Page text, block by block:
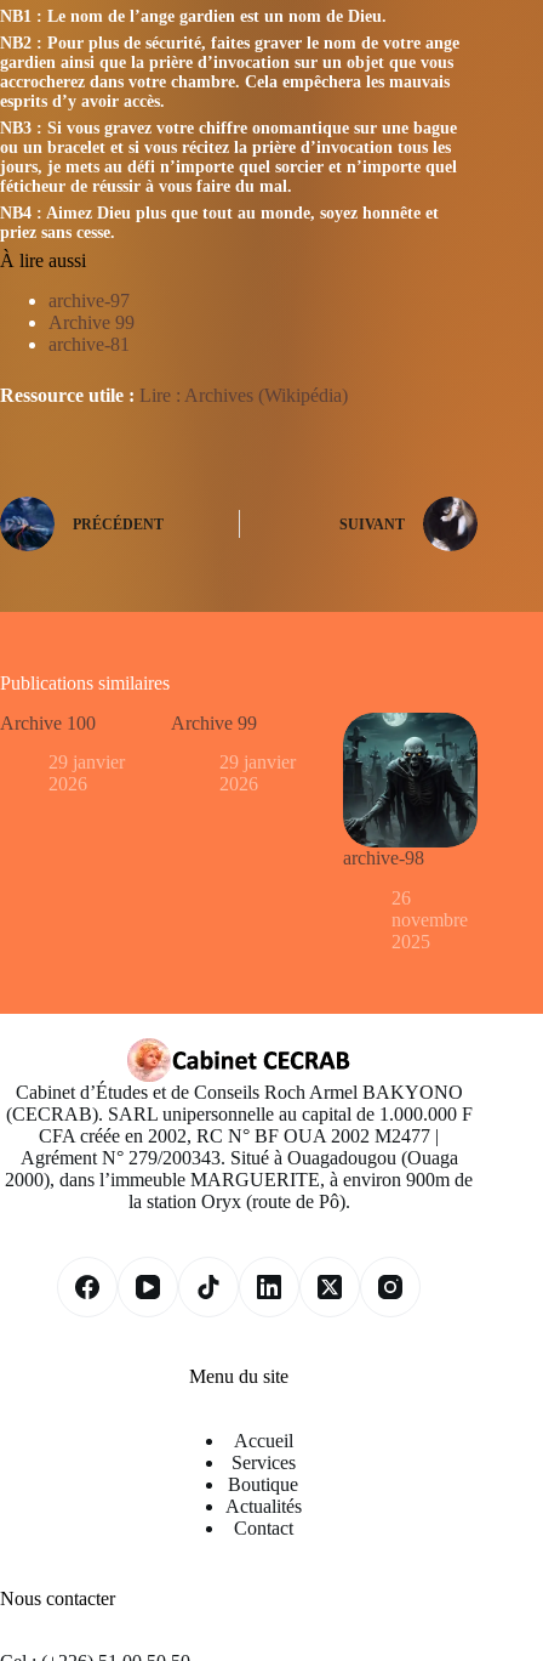
NB1 : Le nom de l’ange gardien est un nom de Dieu.
NB2 : Pour plus de sécurité, faites graver le nom de votre ange
gardien ainsi que la prière d’invocation sur un objet que vous
accrocherez dans votre chambre. Cela empêchera les mauvais
esprits d’y avoir accès.
NB3 : Si vous gravez votre chiffre onomantique sur une bague
ou un bracelet et si vous récitez la prière d’invocation tous les
jours, je mets au défi n’importe quel sorcier et n’importe quel
féticheur de réussir à vous faire du mal.
NB4 : Aimez Dieu plus que tout au monde, soyez honnête et
priez sans cesse.
À lire aussi
archive-97
Archive 99
archive-81
Ressource utile : Lire : Archives (Wikipédia)
PRÉCÉDENT SUIVANT
Publications similaires
Archive 100
29 janvier
2026
Archive 99
29 janvier
2026
archive-98
26
novembre
2025
Cabinet d’Études et de Conseils Roch Armel BAKYONO
(CECRAB). SARL unipersonnelle au capital de 1.000.000 F
CFA créée en 2002, RC N° BF OUA 2002 M2477 |
Agrément N° 279/200343. Situé à Ouagadougou (Ouaga
2000), dans l’immeuble MARGUERITE, à environ 900m de
la station Oryx (route de Pô).
Menu du site
Accueil
Services
Boutique
Actualités
Contact
Nous contacter